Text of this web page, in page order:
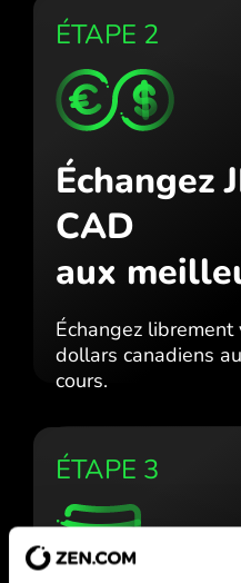
ÉTAPE 2
Échangez
CAD
aux
Échangez
dollars canadiens
cours.
ÉTAPE 3